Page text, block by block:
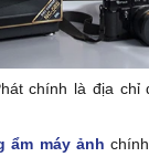
chính là địa chỉ
ẩm máy ảnh